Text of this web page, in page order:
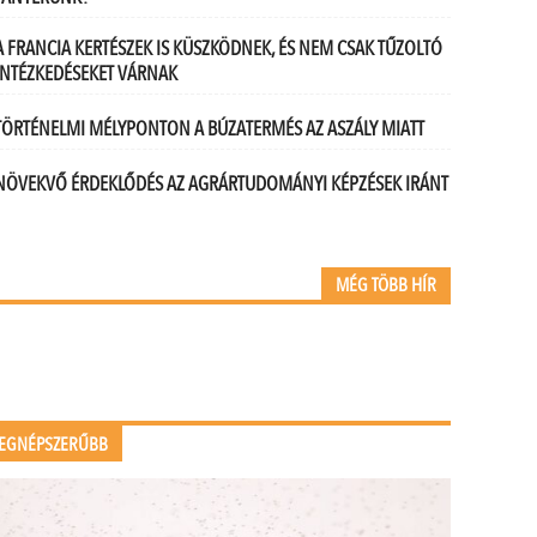
FRANCIA KERTÉSZEK IS KÜSZKÖDNEK, ÉS NEM CSAK TŰZOLTÓ
VÁRNAK
MÉLYPONTON A BÚZATERMÉS AZ ASZÁLY MIATT
ÉRDEKLŐDÉS AZ AGRÁRTUDOMÁNYI KÉPZÉSEK IRÁNT
MÉG TÖBB HÍR